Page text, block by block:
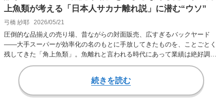
上魚類が考える「日本人サカナ離れ説」に潜む“ウソ”
弓橋 紗耶 2026/05/21
圧倒的な品揃えの売り場、昔ながらの対面販売、広すぎるバックヤード
——大手スーパーが効率化の名のもとに手放してきたものを、ことごとく
残してきた「角上魚類」。魚離れと言われる時代にあって業績は絶好調
だ。 大晦日には深夜…
続きを読む